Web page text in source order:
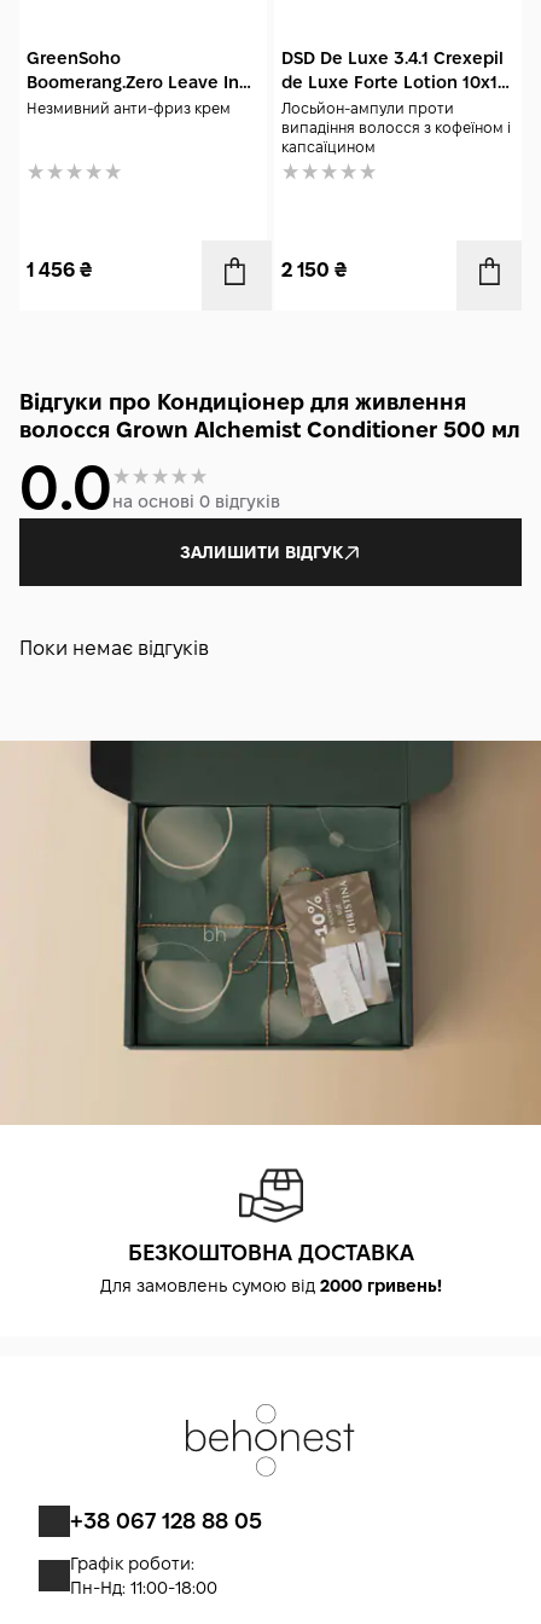
GreenSoho
Boomerang.Zero Leave In
Cream 250 мл
Незмивний анти-фриз крем
1 456 ₴
DSD De Luxe 3.4.1 Crexepil
de Luxe Forte Lotion 10x10
мл
Лосьйон-ампули проти
випадіння волосся з кофеїном і
капсаїцином
2 150 ₴
Відгуки про Кондиціонер для живлення
волосся Grown Alchemist Conditioner 500 мл
0.0на основі 0 відгуків
ЗАЛИШИТИ ВІДГУК
Поки немає відгуків
БЕЗКОШТОВНА ДОСТАВКА
Для замовлень сумою від 2000 гривень!
+38 067 128 88 05
Графік роботи:
Пн-Нд: 11:00-18:00